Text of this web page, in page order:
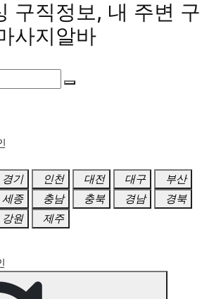
구직정보, 내 주변 구
사지알바
경기 인천 대전 대구
부산
세종 충남 충북 경남
경북
강원 제주